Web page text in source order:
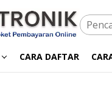
CARA DAFTAR